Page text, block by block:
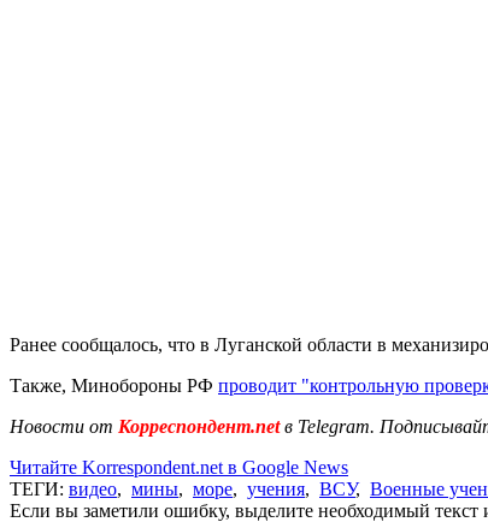
Ранее сообщалось, что в Луганской области в
Также, Минобороны РФ проводит "контрольную
Новости от Корреспондент.netв Telegram.
Читайте Korrespondent.net в Google News
ТЕГИ: видео, мины, море, учения, ВСУ, Военные
Если вы заметили ошибку, выделите необходимый